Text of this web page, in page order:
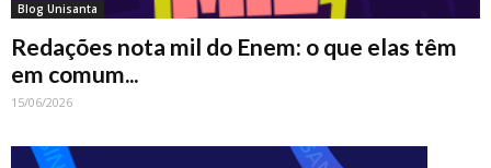
Blog Unisanta
Redações nota mil do Enem: o que elas têm
em comum...
15/06/2026